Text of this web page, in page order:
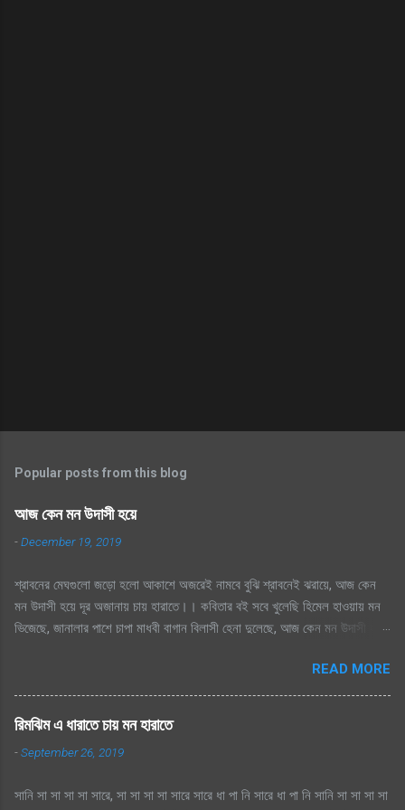
Popular posts from this blog
আজ কেন মন উদাসী হয়ে
-December 19, 2019
শ্রাবনের মেঘগুলো জড়ো হলো আকাশে অজরেই নামবে বুঝি শ্রাবনেই ঝরায়ে, আজ কেন
মন উদাসী হয়ে দূর অজানায় চায় হারাতে।। কবিতার বই সবে খুলেছি হিমেল হাওয়ায় মন
ভিজেছে, জানালার পাশে চাপা মাধবী বাগান বিলাসী হেনা দুলেছে, আজ কেন মন উদাসী হয়ে
হাসের জলকেলী পথিকের পায়ে হাটা থেমেছে, আজ কেন মন উদাসী হয়ে দূর অজানায় চায়
হারাতে, শ্রাবনের মেঘগুলো জড়ো হলো আকাশে অঝরে নামবে বুঝি শ্রাবনেই ঝরায়ে, আজ
কেন মন উদাসী হয়ে দূর অজানায় চায় হারাতে
READ MORE
রিমঝিম এ ধারাতে চায় মন হারাতে
-September 26, 2019
সানি সা সা সা সা সারে, সা সা সা সা সারে সারে ধা পা নি সারে ধা পা নি সানি সা সা সা সা